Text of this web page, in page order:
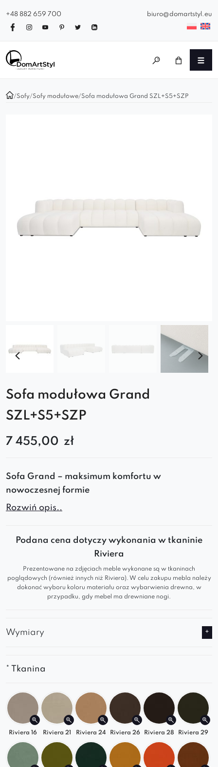
+48 882 659 700 biuro@domartstyl.eu
/Sofy/Sofy modułowe/Sofa modułowa Grand SZL+S5+SZP
Sofa modułowa Grand
SZL+S5+SZP
7 455,00 zł
Sofa Grand – maksimum komfortu w
nowoczesnej formie
Grand SZL+S5+SZP to elegancka, modułowa
wygodę i elastyczność aranżacyjną. Jej
designerski wygląd doskonale wpisuje się w
nowoczesne wnętrza salonów, sypialni i biur.
Komfort klasy premium:
dla całej rodziny
zaokrąglone formy
w utrzymaniu
Niski profil i subtelne nóżki – nowoczesna
elegancja w każdym calu
Stwórz własny układ
Modułowa konstrukcja pozwala na dowolne
Rozwiń opis..
Podana cena dotyczy wykonania w tkaninie
Riviera
Prezentowane na zdjęciach meble wykonane są w tkaninach
poglądowych (również innych niż Riviera). W celu zakupu mebla należy
dokonać wyboru koloru materiału oraz wybarwienia drewna, w
przypadku, gdy mebel ma drewniane nogi.
Wymiary
* Tkanina
Riviera 16 Riviera 21 Riviera 24 Riviera 26 Riviera 28 Riviera 29